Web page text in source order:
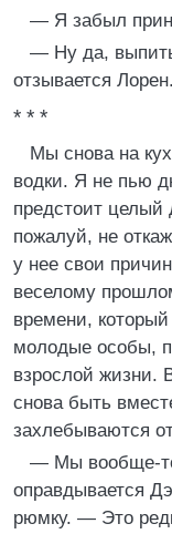
— Я забыл
— Ну да,
отзывается Лорен.
* * *
Мы снова на
водки. Я не пью
предстоит целый
пожалуй, не
у нее свои
веселому
времени,
молодые особы,
взрослой жизни.
снова быть
захлебываются
— Мы вообще-
оправдывается
рюмку. — Это